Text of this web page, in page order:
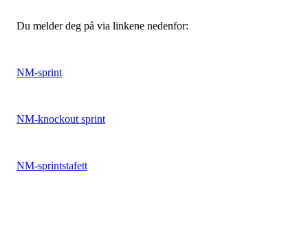
Du melder deg på via linkene nedenfor:
NM-sprint
NM-knockout sprint
NM-sprintstafett